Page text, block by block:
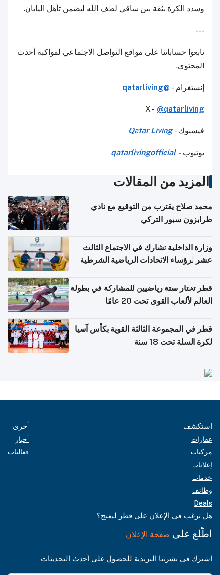
وسدد الكرة بثقة بين ساقي لطف الله ليضمن تأهل اليابان.
---
تابعوا حساباتنا على مواقع التواصل الاجتماعي لمواكبة أحدث
المحتوى.
إنستغرام - @qatarliving
X - @qatarliving
فيسبوك -Qatar Living
يوتيوب-
qatarlivingofficial
المزيد من المقالات
محمد صلاح يقترب من التوقيع مع نادي
طرابزون سبور التركي
وزارة الداخلية تشارك في الاجتماع الثالث
عشر لرؤساء الاتحادات الرياضية الشرطية
قطر تختار ستة رياضيين للمشاركة في بطولة
العالم لألعاب القوى تحت 20 عامًا
قطر في المجموعة الثالثة القوية بكأس آسيا
لكرة السلة تحت 18 سنة
استكشف
عقارات
مركبات
إعلانات
خدمات
وظائف
Deals
أخرى
أخبار
فعاليات
هل ترغب في الإعلان على قطر ليفنج؟
اطّلع على صفحة الإعلان
اشترك في نشرتنا البريدية للحصول على أحدث التحديثات